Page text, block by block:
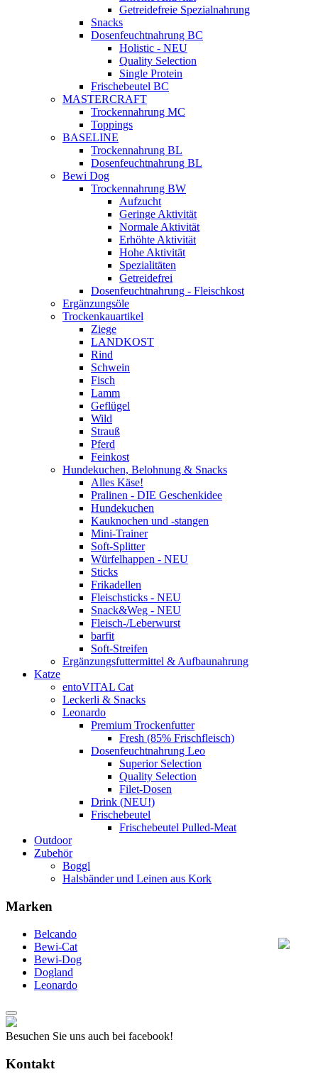
Getreidefreie Spezialnahrung
Snacks
Dosenfeuchtnahrung BC
Holistic - NEU
Quality Selection
Single Protein
Frischebeutel BC
MASTERCRAFT
Trockennahrung MC
Toppings
BASELINE
Trockennahrung BL
Dosenfeuchtnahrung BL
Bewi Dog
Trockennahrung BW
Aufzucht
Geringe Aktivität
Normale Aktivität
Erhöhte Aktivität
Hohe Aktivität
Spezialitäten
Getreidefrei
Dosenfeuchtnahrung - Fleischkost
Ergänzungsöle
Trockenkauartikel
Ziege
LANDKOST
Rind
Schwein
Fisch
Lamm
Geflügel
Wild
Strauß
Pferd
Feinkost
Hundekuchen, Belohnung & Snacks
Alles Käse!
Pralinen - DIE Geschenkidee
Hundekuchen
Kauknochen und -stangen
Mini-Trainer
Soft-Splitter
Würfelhappen - NEU
Sticks
Frikadellen
Fleischsticks - NEU
Snack&Weg - NEU
Fleisch-/Leberwurst
barfit
Soft-Streifen
Ergänzungsfuttermittel & Aufbaunahrung
Katze
entoVITAL Cat
Leckerli & Snacks
Leonardo
Premium Trockenfutter
Fresh (85% Frischfleisch)
Dosenfeuchtnahrung Leo
Superior Selection
Quality Selection
Filet-Dosen
Drink (NEU!)
Frischebeutel
Frischebeutel Pulled-Meat
Outdoor
Zubehör
Boggl
Halsbänder und Leinen aus Kork
Marken
Belcando
Bewi-Cat
Bewi-Dog
Dogland
Leonardo
Besuchen Sie uns auch bei facebook!
Kontakt